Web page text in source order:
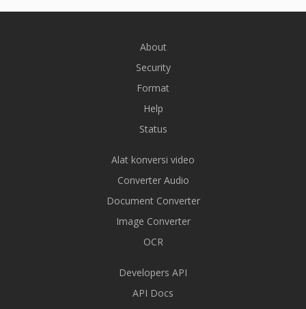
About
Security
Format
Help
Status
Alat konversi video
Converter Audio
Document Converter
Image Converter
OCR
Developers API
API Docs